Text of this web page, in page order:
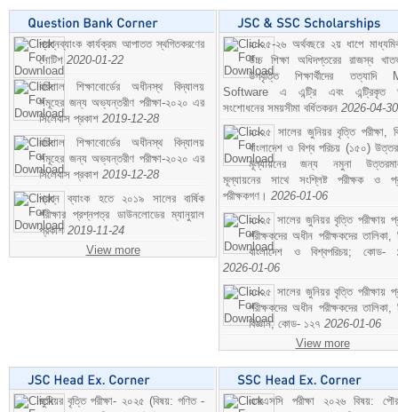
প্রশ্নব্যাংক কার্যক্রম আপাতত স্থগিতকরণের
নোটিশ 2020-01-22
বরিশাল শিক্ষাবোর্ডের অধীনস্থ বিদ্যালয়
সমূহের জন্য অভ্যন্তরীণ পরীক্ষা-২০২০ এর
সিলেবাস প্রকাশ 2019-12-28
বরিশাল শিক্ষাবোর্ডের অধীনস্থ বিদ্যালয়
সমূহের জন্য অভ্যন্তরীণ পরীক্ষা-২০২০ এর
সিলেবাস প্রকাশ 2019-12-28
প্রশ্ন ব্যাংক হতে ২০১৯ সালের বার্ষিক
পরীক্ষার প্রশ্নপত্র ডাউনলোডের ম্যানুয়াল
প্রকাশ 2019-11-24
View more
২০২৫-২৬ অর্থবছরে ২য় ধাপে
উচ্চ শিক্ষা অধিদপ্তরের রাজস্ব
উপবৃত্তি শিক্ষার্থীদের তত্যাদি
Software এ এন্ট্রি এবং এন্ট্রিকৃত
সংশোধনের সময়সীমা বর্ধিতকরন 2026-04-30
২০২৫ সালের জুনিয়র বৃত্তি পরীক্ষা,
বাংলাদেশ ও বিশ্ব পরিচয় (১৫০)
মূল্যায়নের জন্য নমুনা
মূল্যায়নের সাথে সংশ্লিষ্ট পরীক্ষক ও
পরীক্ষকগণ। 2026-01-06
২০২৫ সালের জুনিয়র বৃত্তি পরীক্ষায়
পরীক্ষকদের অধীন পরীক্ষকদের তালিকা,
বাংলাদেশ ও বিশ্বপরিচয়; কোড-
2026-01-06
২০২৫ সালের জুনিয়র বৃত্তি পরীক্ষায়
পরীক্ষকদের অধীন পরীক্ষকদের তালিকা,
বিজ্ঞান; কোড- ১২৭ 2026-01-06
View more
জুনিয়র বৃত্তি পরীক্ষা- ২০২৫ (বিষয়: গণিত -
এসএসসি পরীক্ষা ২০২৬ বিষয়: